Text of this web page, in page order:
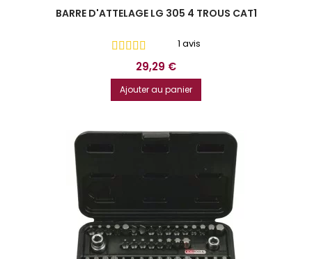
BARRE D'ATTELAGE LG 305 4 TROUS CAT1
1 avis
Prix
29,29 €
Ajouter au panier